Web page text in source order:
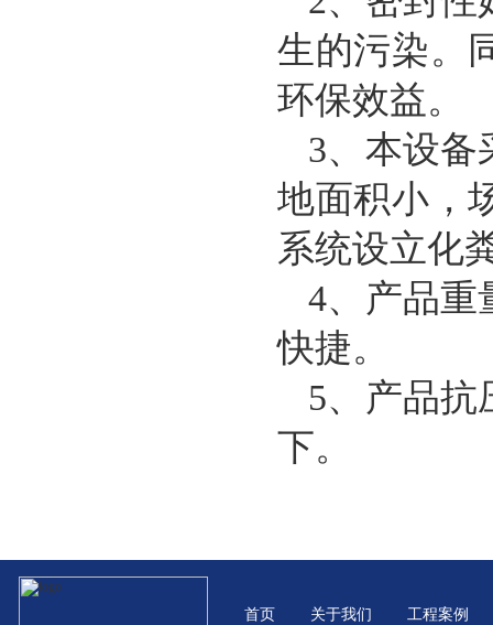
生的污染。
环保效益。
3、本设
地面积小，
系统设立化
4、产品重
快捷。
5、产品抗
下。
首页 关于我们 工程案例